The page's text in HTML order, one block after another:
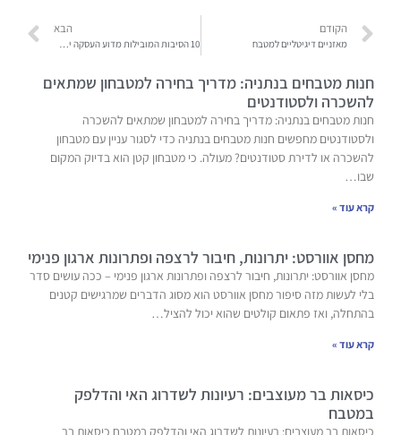
הקודם
מאזניים דיגיטליים למטבח
הבא
10 הסיבות המובילות מדוע העסקה ישירה היא גישה חסכונית
חנות מטבחים בנתניה: מדריך בחירה למטבחון שמתאים
להשכרה ולסטודנטים
חנות מטבחים בנתניה: מדריך בחירה למטבחון שמתאים להשכרה
ולסטודנטים מחפשים חנות מטבחים בנתניה כדי לסגור עניין עם מטבחון
להשכרה או לדירת סטודנטים? מעולה. כי מטבחון קטן הוא בדיוק המקום
שבו…
קרא עוד »
מחסן אוורסט: יתרונות, חיבור לרצפה ופתרונות ארגון פנימי
מחסן אוורסט: יתרונות, חיבור לרצפה ופתרונות ארגון פנימי – ככה עושים סדר
בלי לעשות מזה סיפור מחסן אוורסט הוא מסוג הדברים שמרגישים קטנים
בהתחלה, ואז פתאום קולטים שהוא יכול להציל…
קרא עוד »
כיסאות בר מעוצבים: רעיונות לשדרוג האי והדלפק
במטבח
כיסאות בר מעוצבים: רעיונות לשדרוג האי והדלפק במטבח כיסאות בר